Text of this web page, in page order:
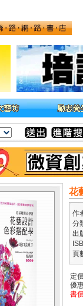
花
作
分
出
頁
定
優
書